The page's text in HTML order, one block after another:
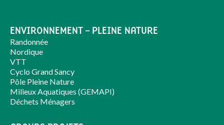
ENVIRONNEMENT – PLEINE NATURE
Randonnée
Nordique
VTT
Cyclo Grand Sancy
Pôle Pleine Nature
Milieux Aquatiques (GEMAPI)
Déchets Ménagers